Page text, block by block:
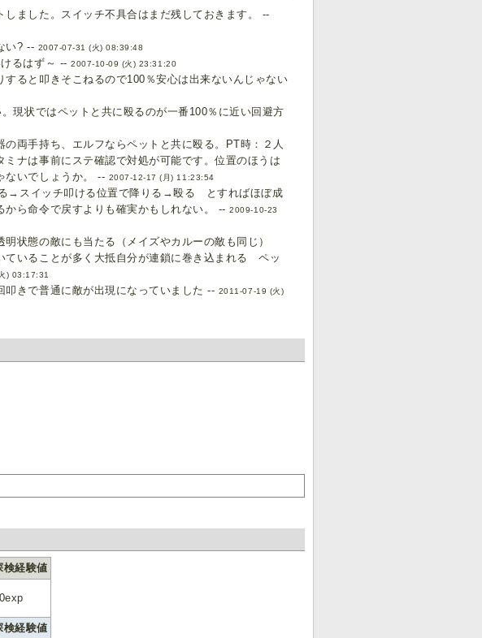
ました。スイッチ不具合はまだ残しておきます。 --
い? -- 2007-07-31 (火) 08:39:48
けるはず～ --2007-10-09 (火) 23:31:20
ると叩きそこねるので100％安心は出来ないんじゃない
現状ではペットと共に殴るのが一番100％に近い回避方
両手持ち、エルフならペットと共に殴る。PT時：２人
ナは事前にステ確認で対処が可能です。位置のほうは
ないでしょうか。 -- 2007-12-17 (月) 11:23:54
→スイッチ叩ける位置で降りる→殴る とすればほぼ成
から命令で戻すよりも確実かもしれない。 --2009-10-23
明状態の敵にも当たる（メイズやカルーの敵も同じ）
ていることが多く大抵自分が連鎖に巻き込まれる ペッ
) 03:17:31
きで普通に敵が出現になっていました -- 2011-07-19 (火)
検経験値
検経験値